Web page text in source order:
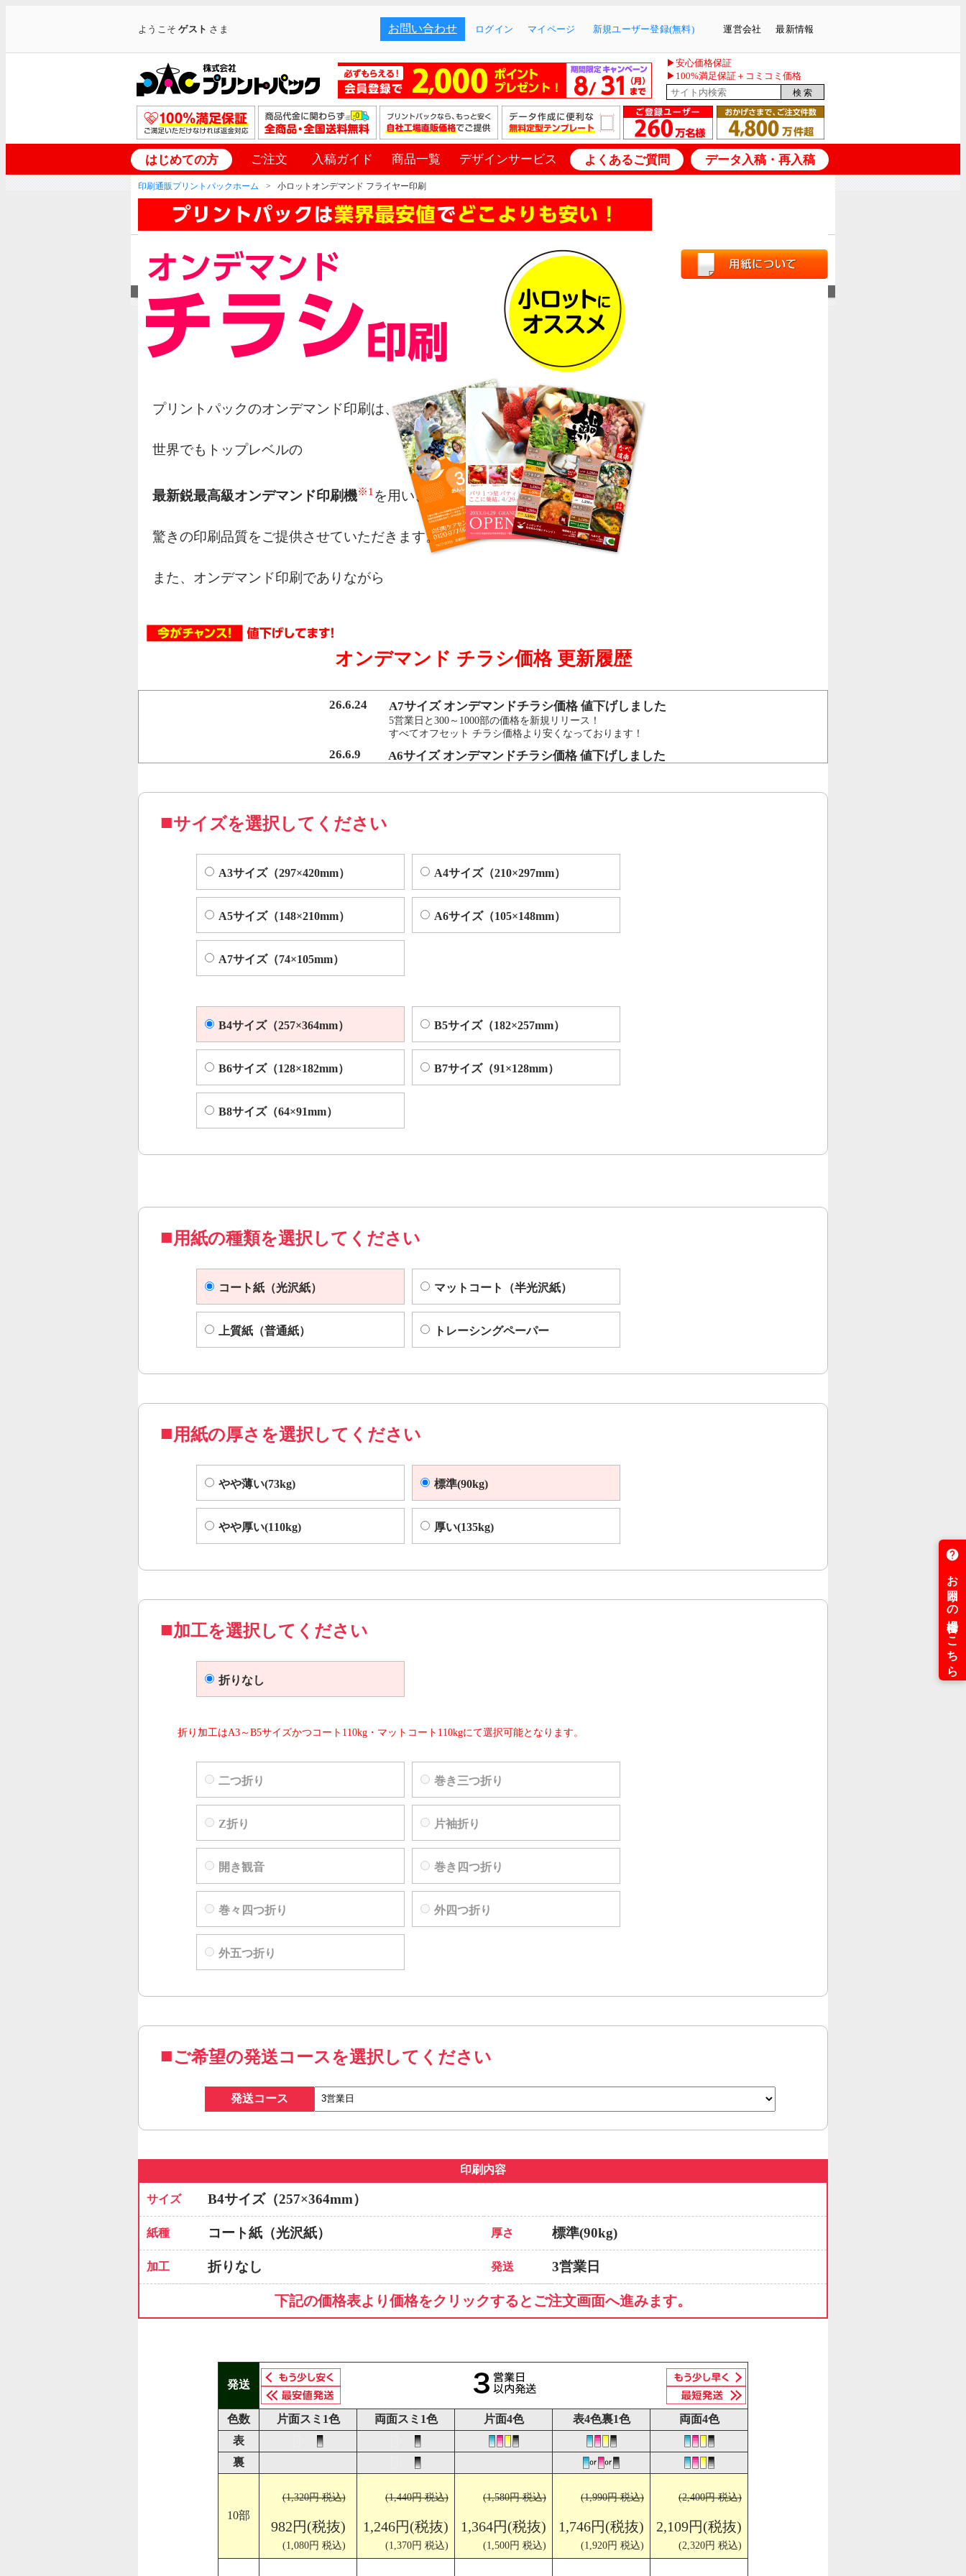
ようこそゲスト さま お問い合わせ ログイン マイページ 新規ユーザー登録(無料) 運営会社 最新情報
▶安心価格保証
▶100%満足保証＋コミコミ価格
はじめての方 ご注文 入稿ガイド 商品一覧 デザインサービス よくあるご質問 データ入稿・再入稿
印刷通販プリントパックホーム 小ロットオンデマンド フライヤー印刷
プリントパックのオンデマンド印刷は、
世界でもトップレベルの
最新鋭最高級オンデマンド印刷機※1 を用い、
驚きの印刷品質をご提供させていただきます。
また、オンデマンド印刷でありながら
行うことで、従来のオンデマンド印刷機よりも
オフセット印刷に近い品質を実現いたしました。
コピー機やレーザープリンター等によくある色ムラや汚れを、発生する前に検出し自動的に修正する技術。
オンデマンド チラシ価格 更新履歴
26.6.24 A7サイズ オンデマンドチラシ価格 値下げしました
5営業日と300～1000部の価格を新規リリース！
すべてオフセット チラシ価格より安くなっております！
26.6.9 A6サイズ オンデマンドチラシ価格 値下げしました
サイズを選択してください
A3サイズ（297×420mm） A4サイズ（210×297mm）
A5サイズ（148×210mm） A6サイズ（105×148mm）
A7サイズ（74×105mm）
B4サイズ（257×364mm） B5サイズ（182×257mm）
B6サイズ（128×182mm） B7サイズ（91×128mm）
B8サイズ（64×91mm）
用紙の種類を選択してください
コート紙（光沢紙） マットコート（半光沢紙）
上質紙（普通紙） トレーシングペーパー
用紙の厚さを選択してください
やや薄い(73kg) 標準(90kg)
やや厚い(110kg) 厚い(135kg)
加工を選択してください
折りなし
折り加工はA3～B5サイズかつコート110kg・マットコート110kgにて選択可能となります。
二つ折り 巻き三つ折り
Z折り 片袖折り
開き観音 巻き四つ折り
巻々四つ折り 外四つ折り
外五つ折り
ご希望の発送コースを選択してください
発送コース
印刷内容
サイズ B4サイズ（257×364mm）
紙種 コート紙（光沢紙） 厚さ 標準(90kg)
加工 折りなし 発送 3営業日
下記の価格表より価格をクリックするとご注文画面へ進みます。
発送
色数 片面スミ1色 両面スミ1色 片面4色 表4色裏1色
両面4色
表
裏
10部
(1,320円 税込)
982円(税抜)
(1,080円 税込)
(1,440円 税込)
1,246円(税抜)
(1,370円 税込)
(1,580円 税込)
1,364円(税抜)
(1,500円 税込)
(1,990円 税込)
1,746円(税抜)
(1,920円 税込)
(2,400円 税込)
2,109円(税抜)
(2,320円 税込)